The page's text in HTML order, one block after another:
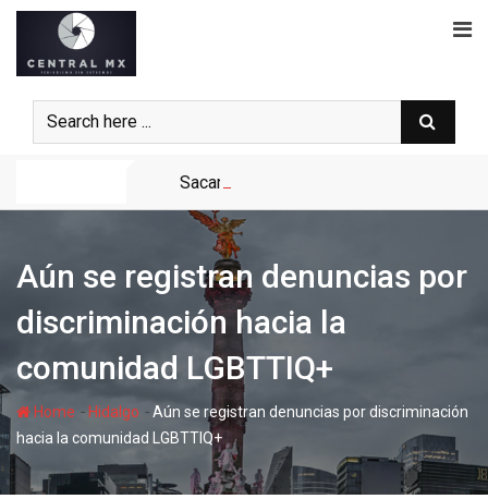
Skip
content
Sacan la FILIJ Hidalgo del Ferrocarril;
Aún se registran denuncias por
discriminación hacia la
comunidad LGBTTIQ+
Home - Hidalgo -Aún se registran denuncias por discriminación
hacia la comunidad LGBTTIQ+